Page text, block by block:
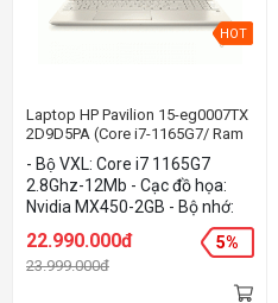
HOT
Laptop HP Pavilion 15-eg0007TX
2D9D5PA (Core i7-1165G7/ Ram
MX450-2GB/ Win10+Office
Home & Student)
- Bộ VXL: Core i7 1165G7
2.8Ghz-12Mb - Cạc đồ họa:
Nvidia MX450-2GB - Bộ nhớ:
8Gb - Ổ cứng: 512GB PCIe®
NVMe™ M.2 SSD - Màn hình:
15.6Inch Full HD - Hệ điều
22.990.000đ
23.999.000đ
5%